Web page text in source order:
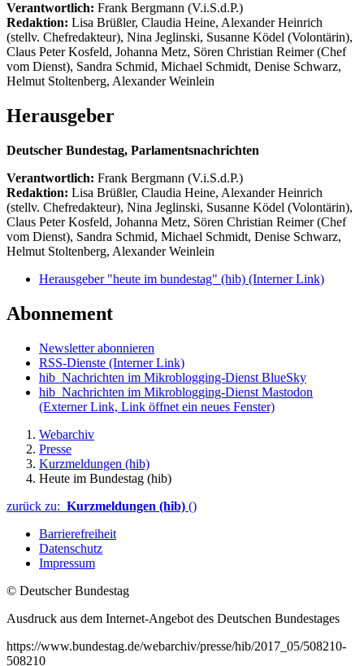
Verantwortlich: Frank Bergmann (V.i.S.d.P.)
Redaktion: Lisa Brüßler, Claudia Heine, Alexander Heinrich
(stellv. Chefredakteur), Nina Jeglinski, Susanne Ködel (Volontärin),
Claus Peter Kosfeld, Johanna Metz, Sören Christian Reimer (Chef
vom Dienst), Sandra Schmid, Michael Schmidt, Denise Schwarz,
Helmut Stoltenberg, Alexander Weinlein
Herausgeber
Deutscher Bundestag, Parlamentsnachrichten
Verantwortlich: Frank Bergmann (V.i.S.d.P.)
Redaktion: Lisa Brüßler, Claudia Heine, Alexander Heinrich
(stellv. Chefredakteur), Nina Jeglinski, Susanne Ködel (Volontärin),
Claus Peter Kosfeld, Johanna Metz, Sören Christian Reimer (Chef
vom Dienst), Sandra Schmid, Michael Schmidt, Denise Schwarz,
Helmut Stoltenberg, Alexander Weinlein
Herausgeber "heute im bundestag" (hib) (Interner Link)
Abonnement
Newsletter abonnieren
RSS-Dienste (Interner Link)
hib_Nachrichten im Mikroblogging-Dienst BlueSky
hib_Nachrichten im Mikroblogging-Dienst Mastodon
(Externer Link, Link öffnet ein neues Fenster)
Webarchiv
Presse
Kurzmeldungen (hib)
Heute im Bundestag (hib)
zurück zu: Kurzmeldungen (hib) ()
Barrierefreiheit
Datenschutz
Impressum
© Deutscher Bundestag
Ausdruck aus dem Internet-Angebot des Deutschen Bundestages
https://www.bundestag.de/webarchiv/presse/hib/2017_05/508210-
508210